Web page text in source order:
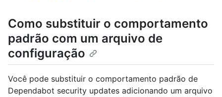
Como substituir o comportamento
padrão com um arquivo de
configuração
Você pode substituir o comportamento padrão de
Dependabot security updates adicionando um arquivo